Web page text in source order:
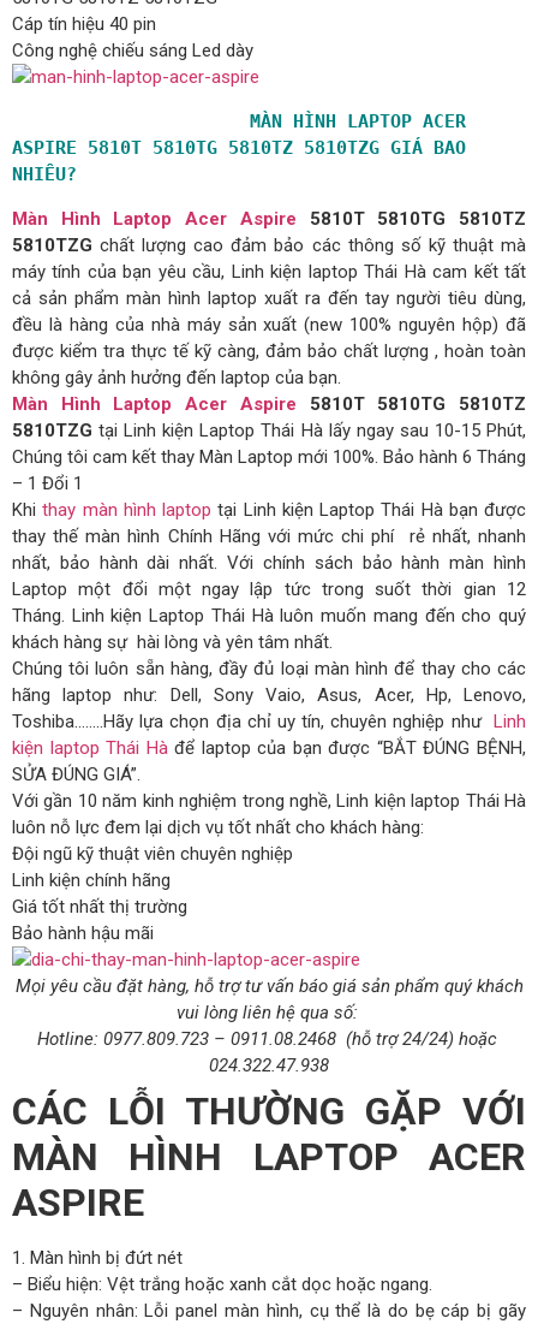
Cáp tín hiệu 40 pin
Công nghệ chiếu sáng Led dày
MÀN HÌNH LAPTOP ACER
ASPIRE ​5810T 5810TG 5810TZ 5810TZG GIÁ BAO
NHIÊU?
Màn Hình Laptop Acer Aspire 5810T 5810TG 5810TZ
5810TZG chất lượng cao đảm bảo các thông số kỹ thuật mà
máy tính của bạn yêu cầu, Linh kiện laptop Thái Hà cam kết tất
cả sản phẩm màn hình laptop xuất ra đến tay người tiêu dùng,
đều là hàng của nhà máy sản xuất (new 100% nguyên hộp) đã
được kiểm tra thực tế kỹ càng, đảm bảo chất lượng , hoàn toàn
không gây ảnh hưởng đến laptop của bạn.
Màn Hình Laptop Acer Aspire 5810T 5810TG 5810TZ
5810TZG tại Linh kiện Laptop Thái Hà lấy ngay sau 10-15 Phút,
Chúng tôi cam kết thay Màn Laptop mới 100%. Bảo hành 6 Tháng
– 1 Đổi 1
Khithay màn hình laptop tại Linh kiện Laptop Thái Hà bạn được
thay thế màn hình Chính Hãng với mức chi phí rẻ nhất, nhanh
nhất, bảo hành dài nhất. Với chính sách bảo hành màn hình
Laptop một đổi một ngay lập tức trong suốt thời gian 12
Tháng. Linh kiện Laptop Thái Hà luôn muốn mang đến cho quý
khách hàng sự hài lòng và yên tâm nhất.
Chúng tôi luôn sẵn hàng, đầy đủ loại màn hình để thay cho các
hãng laptop như: Dell, Sony Vaio, Asus, Acer, Hp, Lenovo,
Toshiba……..Hãy lựa chọn địa chỉ uy tín, chuyên nghiệp như Linh
kiện laptop Thái Hà để laptop của bạn được “BẮT ĐÚNG BỆNH,
SỬA ĐÚNG GIÁ”.
Với gần 10 năm kinh nghiệm trong nghề, Linh kiện laptop Thái Hà
luôn nỗ lực đem lại dịch vụ tốt nhất cho khách hàng:
Đội ngũ kỹ thuật viên chuyên nghiệp
Linh kiện chính hãng
Giá tốt nhất thị trường
Bảo hành hậu mãi
Mọi yêu cầu đặt hàng, hỗ trợ tư vấn báo giá sản phẩm quý khách
vui lòng liên hệ qua số:
Hotline: 0977.809.723– 0911.08.2468 (hỗ trợ 24/24) hoặc
024.322.47.938
CÁC LỖI THƯỜNG GẶP VỚI
MÀN HÌNH LAPTOP ACER
ASPIRE
1. Màn hình bị đứt nét
– Biểu hiện: Vệt trắng hoặc xanh cắt dọc hoặc ngang.
– Nguyên nhân: Lỗi panel màn hình, cụ thể là do bẹ cáp bị gãy